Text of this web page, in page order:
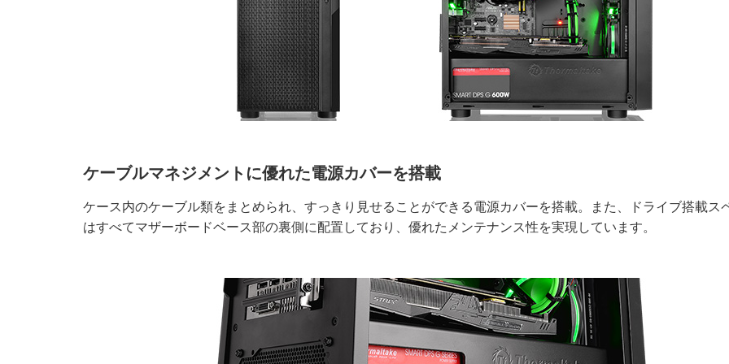
ケーブルマネジメントに優れた電源カバーを搭載
ケース内のケーブル類をまとめられ、すっきり見せることができる電源カバーを搭載。また、ドライブ搭載ス
はすべてマザーボードベース部の裏側に配置しており、優れたメンテナンス性を実現しています。